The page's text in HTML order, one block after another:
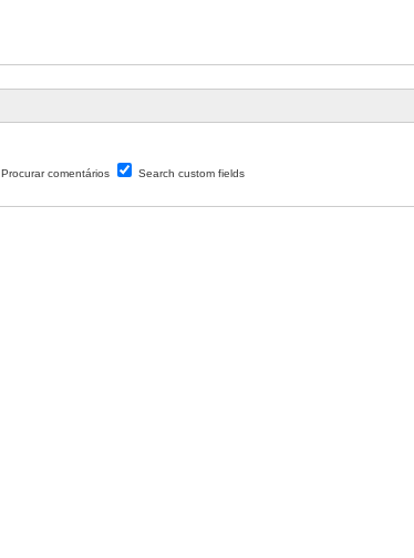
Procurar comentários
Search custom fields